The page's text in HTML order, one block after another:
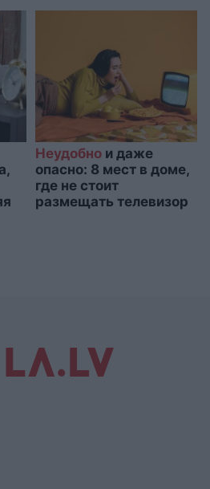
Неудобнои даже
опасно: 8 мест в доме,
где не стоит
размещать телевизор